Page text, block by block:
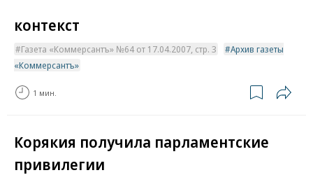
контекст
Газета «Коммерсантъ» №64 от 17.04.2007, стр. 3
Архив газеты
«Коммерсантъ»
1 мин.
Корякия получила парламентские
привилегии